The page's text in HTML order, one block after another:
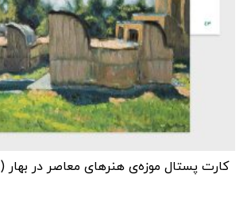
کارت پستال موزه‌‌ی هنرهای معاصر در بهار (۴۳)